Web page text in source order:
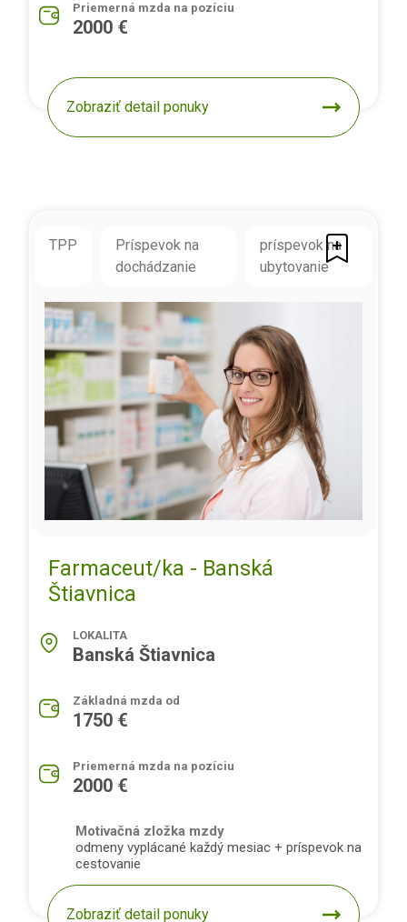
Priemerná mzda na pozíciu
2000 €
Zobraziť detail ponuky
TPP
Príspevok na
dochádzanie
príspevok na
ubytovanie
Farmaceut/ka - Banská
Štiavnica
LOKALITA
Banská Štiavnica
Základná mzda od
1750 €
Priemerná mzda na pozíciu
2000 €
Motivačná zložka mzdy
odmeny vyplácané každý mesiac + príspevok na
cestovanie
Zobraziť detail ponuky